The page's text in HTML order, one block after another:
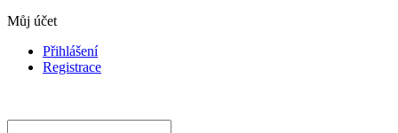
Můj účet
Přihlášení
Registrace